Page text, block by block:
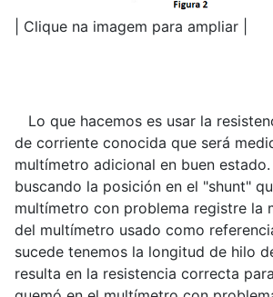
| Clique na imagem para ampliar |
Lo que hacemos es usar la
de corriente conocida que será
multímetro adicional en buen
buscando la posición en el "shunt"
multímetro con problema registre la
del multímetro usado como
sucede tenemos la longitud de hilo
resulta en la resistencia correcta